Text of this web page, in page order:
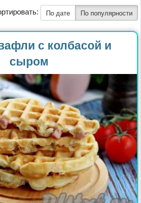
По дате По популярности
с колбасой и
сыром